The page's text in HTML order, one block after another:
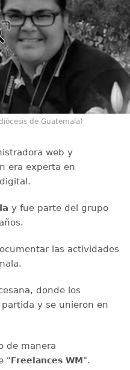
de Guatemala)
web y
era experta en
y fue parte del grupo
las actividades
donde los
y se unieron en
de manera
"Freelances WM".